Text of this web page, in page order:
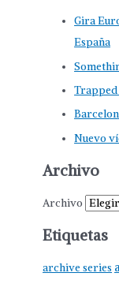
Gira
España
Trapped
Nuevo
Archivo
Archivo
Etiquetas
archive series